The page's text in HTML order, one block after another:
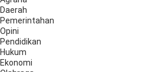
Daerah
Pemerintahan
Opini
Pendidikan
Hukum
Ekonomi